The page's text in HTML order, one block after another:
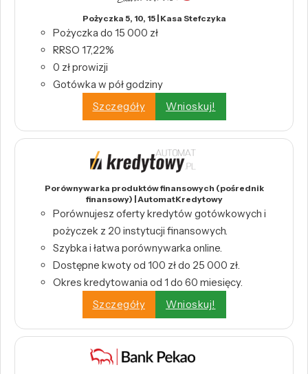
Pożyczka 5, 10, 15 | Kasa Stefczyka
Pożyczka do 15 000 zł
RRSO 17,22%
0 zł prowizji
Gotówka w pół godziny
Szczegóły
Wnioskuj!
Porównywarka produktów finansowych (pośrednik
finansowy) | AutomatKredytowy
Porównujesz oferty kredytów gotówkowych i
pożyczek z 20 instytucji finansowych.
Szybka i łatwa porównywarka online.
Dostępne kwoty od 100 zł do 25 000 zł.
Okres kredytowania od 1 do 60 miesięcy.
Szczegóły
Wnioskuj!